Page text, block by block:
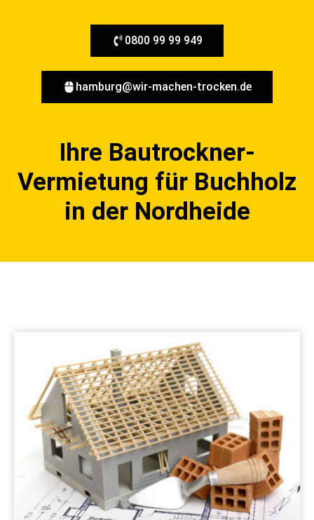
0800 99 99 949
hamburg@wir-machen-trocken.de
Ihre Bautrockner-
Vermietung für Buchholz
in der Nordheide